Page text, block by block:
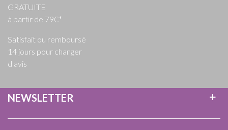
GRATUITE
à partir de 79€*
Satisfait ou remboursé
14 jours pour changer
d'avis
NEWSLETTER